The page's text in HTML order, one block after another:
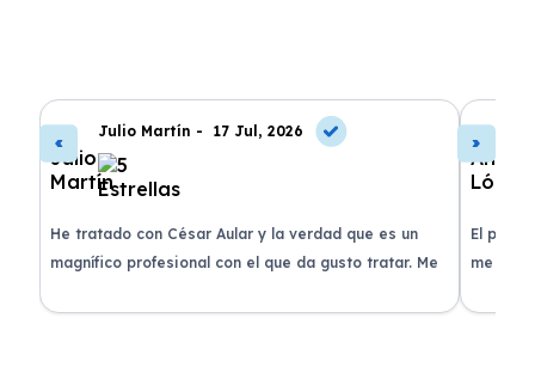
Julio Martín - 17 Jul, 2026
He tratado con César Aular y la verdad que es un
magnífico profesional con el que da gusto tratar. Me
recomiendo un montón, muchas gracias!
El
me
plazo